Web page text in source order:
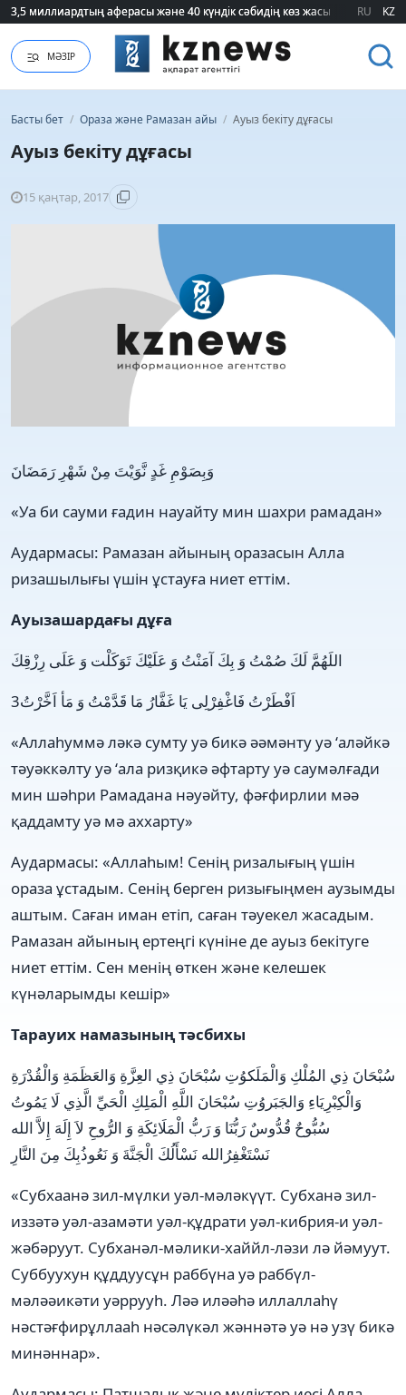
3,5 миллиардтың аферасы және 40 күндік сәбидің көз жасы:
3,5 миллиардтың аферасы және 40 күндік сәбидің көз жасы: RU KZ
МӘЗІР
Басты бет / Ораза және Рамазан айы / Ауыз бекіту дұғасы
Ауыз бекіту дұғасы
15 қаңтар, 2017
وَبِصَوْمِ غَدٍ نَّوَيْتَ مِنْ شَهْرِ رَمَضَانَ
«Уа би сауми ғадин науайту мин шахри рамадан»
Аудармасы: Рамазан айының оразасын Алла
ризашылығы үшін ұстауға ниет еттім.
Ауызашардағы дұға
اللَهُمَّ لَكَ صُمْتُ وَ بِكَ آمَنْتُ وَ عَلَيْكَ تَوَكَلْت وَ عَلَى رِزْقِكَ
اَفْطَرْتُ فَاغْفِرْلِى يَا غَفَّارُ مَا قَدَّمْتُ وَ مَأ اَخَّرْتُ3
«Аллаһуммә ләкә сумту уә бикә әәмәнту уә ‘аләйкә
тәуәккәлту уә ‘ала ризқикә әфтарту уә саумәлғади
мин шәһри Рамадана нәуәйту, фәғфирлии мәә
қаддамту уә мә аххарту»
Аудармасы: «Аллаһым! Сенің ризалығың үшін
ораза ұстадым. Сенің берген ризығыңмен аузымды
аштым. Саған иман етіп, саған тәуекел жасадым.
Рамазан айының ертеңгі күніне де ауыз бекітуге
ниет еттім. Сен менің өткен және келешек
күнәларымды кешір»
Тарауих намазының тәсбихы
سُبْحَانَ ذِي المُلْكِ وَالْمَلَكوُتِ سُبْحَانَ ذِي العِزَّةِ وَالعَظَمَةِ وَالْقُدْرَةِ
وَالْكِبْرِيَاءِ وَالجَبَروُتِ سُبْحَانَ اللَّهِ الْمَلِكِ الْحَيِّ الَّذِي لَا يَمُوتُ
سُبُّوحٌ قُدُّوسٌ رَبُّنَا وَ رَبُّ الْمَلَائِكَةِ وَ الرُّوحِ لاَ إِلَهَ إِلاَّ الله
نَسْتَغْفِرُالله نَسْأَلُكَ الْجَنَّةَ وَ نَعُوذُبِكَ مِنَ النَّارِ
«Субхаанә зил-мүлки уәл-мәләкүүт. Субханә зил-
иззәтә уәл-азамәти уәл-құдрати уәл-кибрия-и уәл-
жәбәруут. Субханәл-мәлики-хаййл-ләзи лә йәмуут.
Суббуухун құддуусұн раббүна уә раббүл-
мәләәикәти уәррууһ. Ләә иләәһә иллаллаһү
нәстәғфирұллааһ нәсәлүкәл жәннәтә уә нә узү бикә
минәннар».